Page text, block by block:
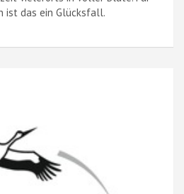
ist das ein Glücksfall.